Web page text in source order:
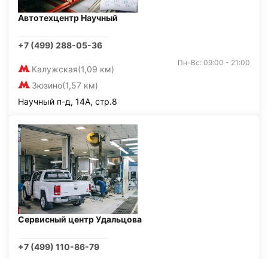
Автотехцентр Научный
+7 (499) 288-05-36
Калужская(1,09 км)
Зюзино(1,57 км)
Пн-Вс: 09:00 - 21:00
Научный п-д, 14А, стр.8
Сервисный центр Удальцова
+7 (499) 110-86-79